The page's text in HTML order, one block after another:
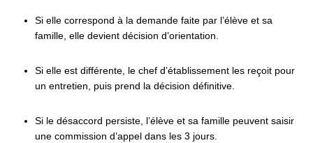
Si elle correspond à la demande faite par l’élève et sa
famille, elle devient décision d’orientation.
Si elle est différente, le chef d’établissement les reçoit pour
un entretien, puis prend la décision définitive.
Si le désaccord persiste, l’élève et sa famille peuvent saisir
une commission d’appel dans les 3 jours.